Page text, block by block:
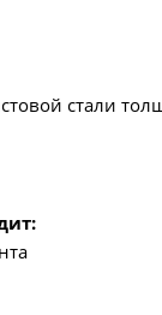
стали